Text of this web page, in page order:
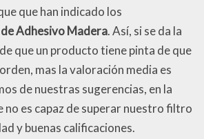
que han indicado los
Adhesivo Madera. Así, si se da la
que un producto tiene pinta de que
mas la valoración media es
de nuestras sugerencias, en la
no es capaz de superar nuestro filtro
y buenas calificaciones.